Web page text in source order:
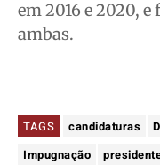
em 2016 e 2020,
ambas.
TAGS candidaturas
Impugnação